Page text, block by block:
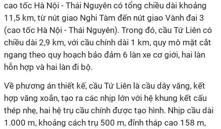
cao tốc Hà Nội - Thái Nguyên có tổng chiều dài khoảng
11,5 km, từ nút giao Nghi Tàm đến nút giao Vành đai 3
(cao tốc Hà Nội - Thái Nguyên). Trong đó, cầu Tứ Liên có
chiều dài 2,9 km, với cầu chính dài 1 km, quy mô mặt cắt
ngang theo quy hoạch bảo đảm 6 làn xe cơ giới, hai làn
hỗn hợp và hai làn đi bộ.
Về phương án thiết kế, cầu Tứ Liên là cầu dây văng, kết
hợp văng xoắn, tạo ra các nhịp lớn với hệ khung kết cấu
thép nhẹ, hai hệ trụ cầu chính được tạo hình. Nhịp cầu dài
1.000 m, khoảng cách trụ 500 m, đỉnh tháp cao 158 m,